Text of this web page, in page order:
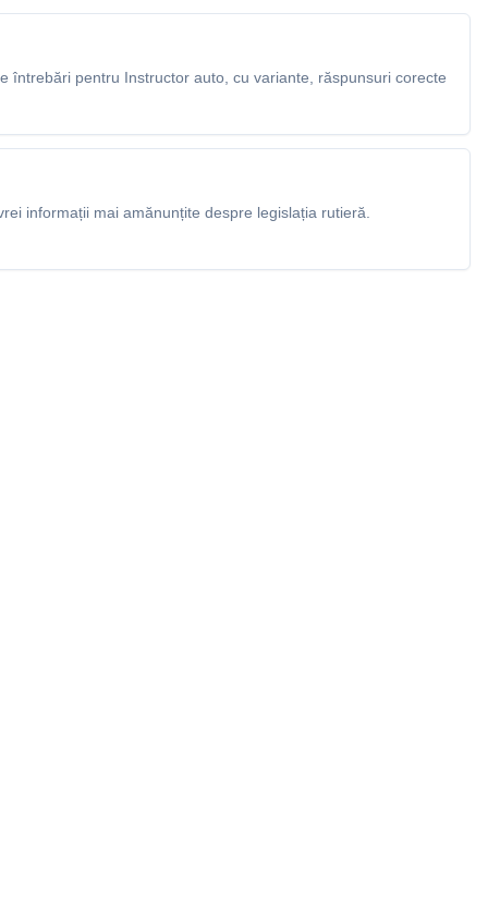
întrebări pentru Instructor auto, cu variante, răspunsuri corecte
informații mai amănunțite despre legislația rutieră.